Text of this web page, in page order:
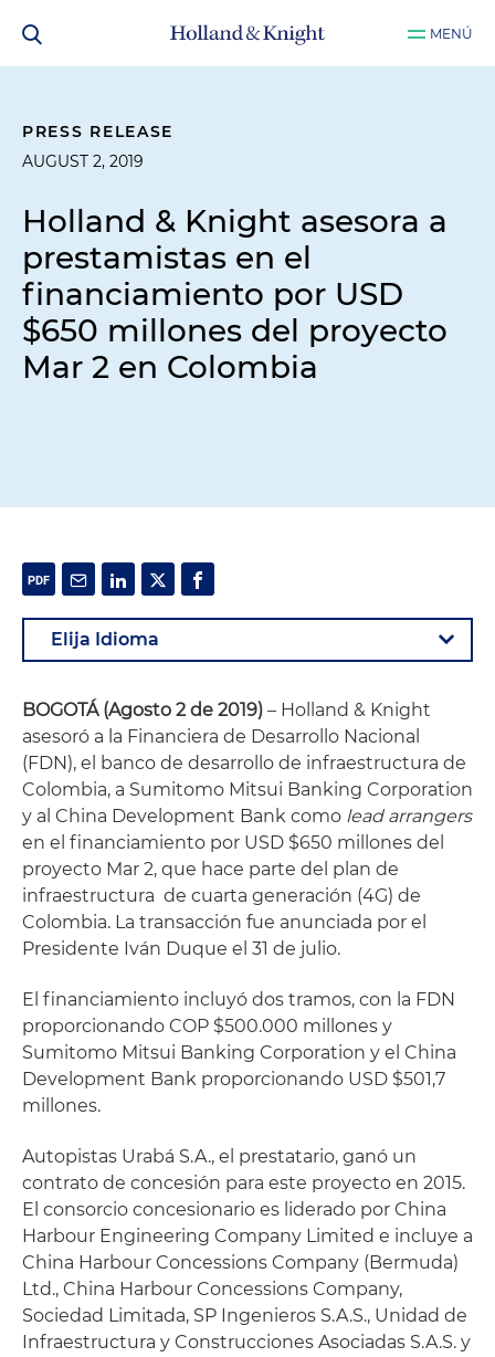
MENÚ
PRESS RELEASE
AUGUST 2, 2019
Holland & Knight asesora a
prestamistas en el
financiamiento por USD
$650 millones del proyecto
Mar 2 en Colombia
BOGOTÁ(Agosto 2 de 2019) – Holland & Knight
asesoró a la Financiera de Desarrollo Nacional
(FDN), el banco de desarrollo de infraestructura de
Colombia, a Sumitomo Mitsui Banking Corporation
y al China Development Bank como lead arrangers
en el financiamiento por USD $650 millones del
proyecto Mar 2, que hace parte del plan de
infraestructura de cuarta generación (4G) de
Colombia. La transacción fue anunciada por el
Presidente Iván Duque el 31 de julio.
El financiamiento incluyó dos tramos, con la FDN
proporcionando COP $500.000 millones y
Sumitomo Mitsui Banking Corporation y el China
Development Bank proporcionando USD $501,7
millones.
Autopistas Urabá S.A., el prestatario, ganó un
contrato de concesión para este proyecto en 2015.
El consorcio concesionario es liderado por China
Harbour Engineering Company Limited e incluye a
China Harbour Concessions Company (Bermuda)
Ltd., China Harbour Concessions Company,
Sociedad Limitada, SP Ingenieros S.A.S., Unidad de
Infraestructura y Construcciones Asociadas S.A.S. y